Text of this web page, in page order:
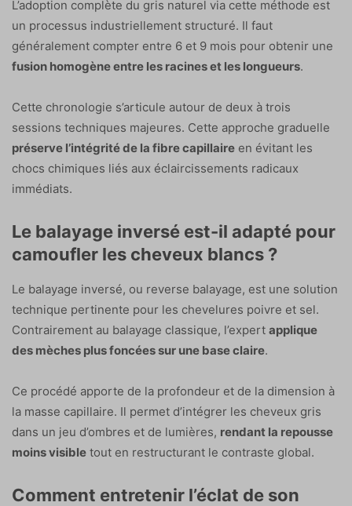
L’adoption complète du gris naturel via cette méthode est
un processus industriellement structuré. Il faut
généralement compter entre 6 et 9 mois pour obtenir une
fusion homogène entre les racines et les longueurs.
Cette chronologie s’articule autour de deux à trois
sessions techniques majeures. Cette approche graduelle
préserve l’intégrité de la fibre capillaire en évitant les
chocs chimiques liés aux éclaircissements radicaux
immédiats.
Le balayage inversé est-il adapté pour
camoufler les cheveux blancs ?
Le balayage inversé, ou reverse balayage, est une solution
technique pertinente pour les chevelures poivre et sel.
Contrairement au balayage classique, l’expert applique
des mèches plus foncées sur une base claire.
Ce procédé apporte de la profondeur et de la dimension à
la masse capillaire. Il permet d’intégrer les cheveux gris
dans un jeu d’ombres et de lumières, rendant la repousse
moins visible tout en restructurant le contraste global.
Comment entretenir l’éclat de son